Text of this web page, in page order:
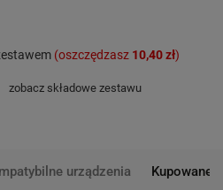
(oszczędzasz 10,40 zł)
zobacz składowe zestawu
urządzenia Kupowane